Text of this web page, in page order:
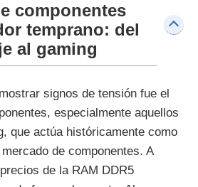
componentes
temprano: del
al gaming
signos de tensión fue el
especialmente aquellos
que actúa históricamente como
de componentes. A
de la RAM DDR5